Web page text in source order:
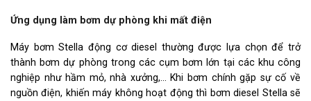
Ứng dụng làm bơm dự phòng khi mất điện
Máy bơm Stella động cơ diesel thường được lựa chọn để trở
thành bơm dự phòng trong các cụm bơm lớn tại các khu công
nghiệp như hầm mỏ, nhà xưởng,… Khi bơm chính gặp sự cố về
nguồn điện, khiến máy không hoạt động thì bơm diesel Stella sẽ